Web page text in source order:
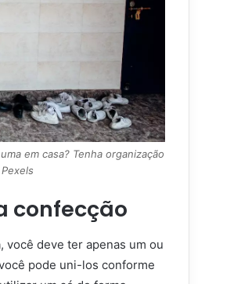
em casa? Tenha organização
confecção
você deve ter apenas um ou
pode uni-los conforme